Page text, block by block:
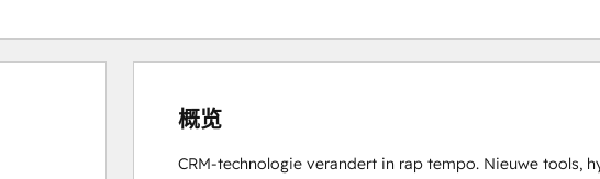
概览
CRM-technologie verandert in rap tempo. Nieuwe tools,